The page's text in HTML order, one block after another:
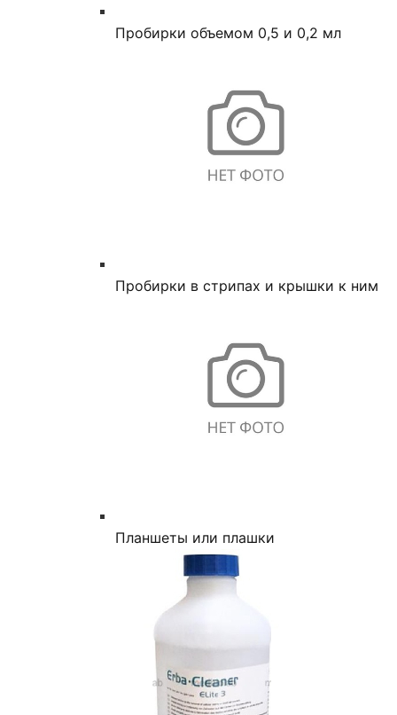
Пробирки объемом 0,5 и 0,2 мл
Пробирки в стрипах и крышки к ним
Планшеты или плашки